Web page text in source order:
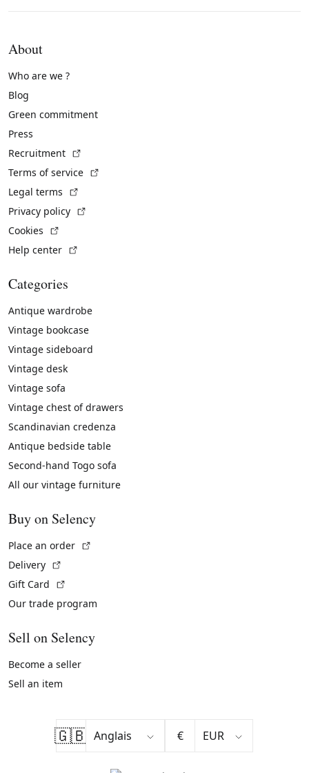
About
Who are we ?
Blog
Green commitment
Press
Recruitment
Terms of service
Legal terms
Privacy policy
Cookies
Help center
Categories
Antique wardrobe
Vintage bookcase
Vintage sideboard
Vintage desk
Vintage sofa
Vintage chest of drawers
Scandinavian credenza
Antique bedside table
Second-hand Togo sofa
All our vintage furniture
Buy on Selency
Place an order
Delivery
Gift Card
Our trade program
Sell on Selency
Become a seller
Sell an item
🇬🇧 €